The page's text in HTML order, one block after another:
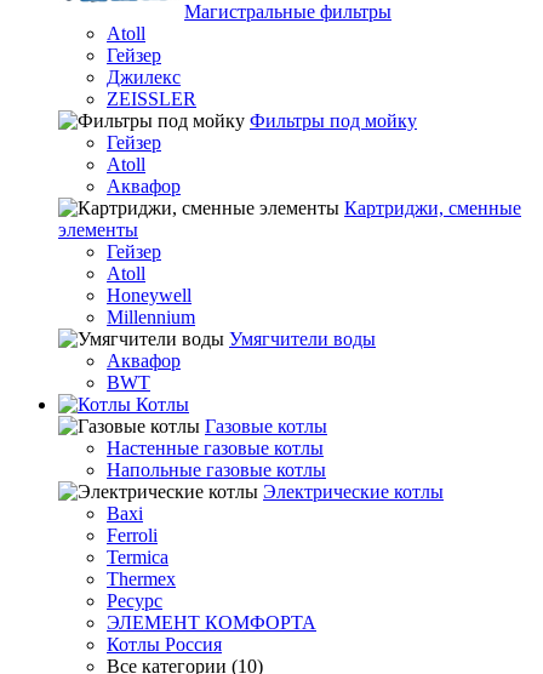
Магистральные фильтры
Atoll
Гейзер
Джилекс
ZEISSLER
Фильтры под мойку
Гейзер
Atoll
Аквафор
Картриджи, сменные
элементы
Гейзер
Atoll
Honeywell
Millennium
Умягчители воды
Аквафор
BWT
Котлы
Гaзовые котлы
Настенные газовые котлы
Напольные газовые котлы
Электрические котлы
Baxi
Ferroli
Termica
Thermex
Ресурс
ЭЛЕМЕНТ КОМФОРТА
Котлы Россия
Все категории (10)